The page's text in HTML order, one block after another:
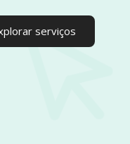
serviços